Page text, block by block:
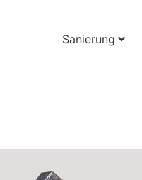
Sanierung